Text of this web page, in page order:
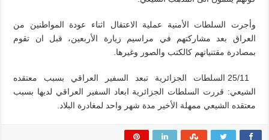
وأجرت السلطات الأمنية عملية الاعتقال اثناء عودة المواطنين من
العراق بعد مشاركتهم في مراسيم زيارة الأربعين، قبل ان تقوم
بمصادرة مقتنياتهم كالكتب والصور وغيرها.
25/11 السلطات الجزائرية تبعد السفير العراقي بسبب معتقده
الشيعي: قررت السلطات الجزائرية ابعاد السفير العراقي لديها بسبب
معتقده الشيعي ممهلة الأخير مدة شهر واحد لمغادرة البلاد.